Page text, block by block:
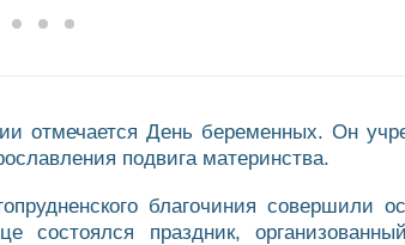
отмечается День беременных. Он
подвига материнства.
благочиния совершили
праздник,